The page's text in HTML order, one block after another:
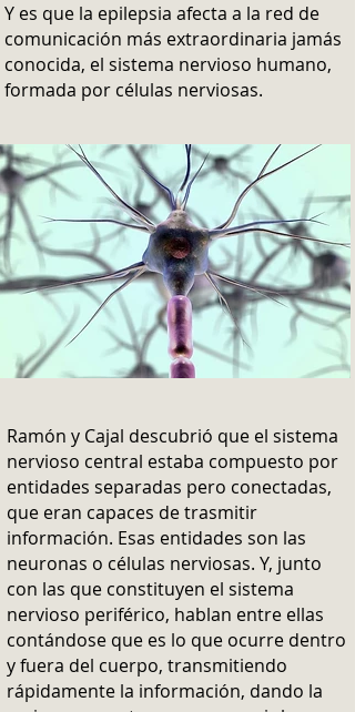
Y es que la epilepsia afecta a la red de
comunicación más extraordinaria jamás
conocida, el sistema nervioso humano,
formada por células nerviosas.
Ramón y Cajal descubrió que el sistema
nervioso central estaba compuesto por
entidades separadas pero conectadas,
que eran capaces de trasmitir
información. Esas entidades son las
neuronas o células nerviosas. Y, junto
con las que constituyen el sistema
nervioso periférico, hablan entre ellas
contándose que es lo que ocurre dentro
y fuera del cuerpo, transmitiendo
rápidamente la información, dando la